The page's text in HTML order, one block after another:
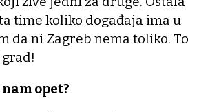
time koliko događaja ima u
da ni Zagreb nema toliko. To
opet?